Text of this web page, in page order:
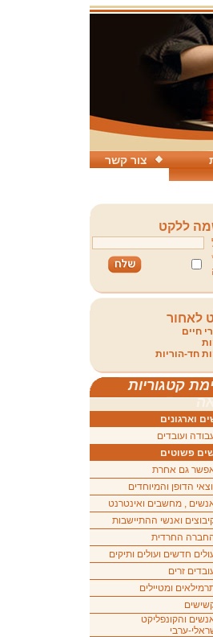
צור קשר
ללקט
לאחור
חיים
חד-הוריות
קטגוריות
וארגונים
ועובדים
פשוטים
גם אחרת
הדופן והמיוחדים
, מחשבים ואינטרנט
ואנשי ההתיישבות
החרדית
חדשים ועולים ותיקים
זרים
ומטיילים
והקונפליקט
ערבי